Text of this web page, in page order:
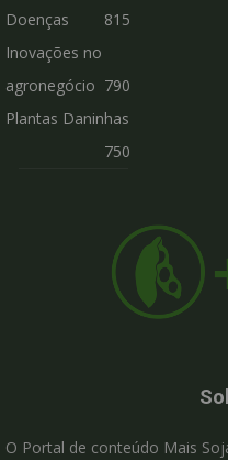
Doenças
815
Inovações no
agronegócio 790
Plantas Daninhas
750
O Portal de conteúdo Mais